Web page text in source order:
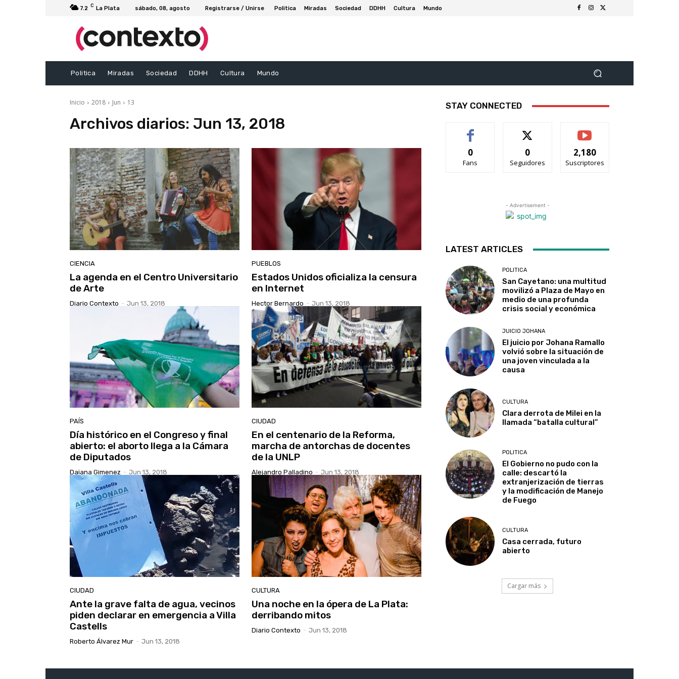
7.2 C La Plata sábado, 08, agosto Registrarse / Unirse Politica Miradas Sociedad DDHH Cultura Mundo
Politica Miradas Sociedad DDHH Cultura Mundo
Inicio 2018 Jun 13
Archivos diarios: Jun 13, 2018
CIENCIA
La agenda en el Centro Universitario
de Arte
Diario Contexto - Jun 13, 2018
PUEBLOS
Estados Unidos oficializa la censura
en Internet
Hector Bernardo - Jun 13, 2018
PAÍS
Día histórico en el Congreso y final
abierto: el aborto llega a la Cámara
de Diputados
Daiana Gimenez - Jun 13, 2018
CIUDAD
En el centenario de la Reforma,
marcha de antorchas de docentes
de la UNLP
Alejandro Palladino - Jun 13, 2018
CIUDAD
Ante la grave falta de agua, vecinos
piden declarar en emergencia a Villa
Castells
Roberto Álvarez Mur - Jun 13, 2018
CULTURA
Una noche en la ópera de La Plata:
derribando mitos
Diario Contexto - Jun 13, 2018
STAY CONNECTED
0
Fans
0
Seguidores
2,180
Suscriptores
- Advertisement -
LATEST ARTICLES
POLITICA
San Cayetano: una multitud
movilizó a Plaza de Mayo en
medio de una profunda
crisis social y económica
JUICIO JOHANA
El juicio por Johana Ramallo
volvió sobre la situación de
una joven vinculada a la
causa
CULTURA
Clara derrota de Milei en la
llamada “batalla cultural”
POLITICA
El Gobierno no pudo con la
calle: descartó la
extranjerización de tierras
y la modificación de Manejo
de Fuego
CULTURA
Casa cerrada, futuro
abierto
Cargar más